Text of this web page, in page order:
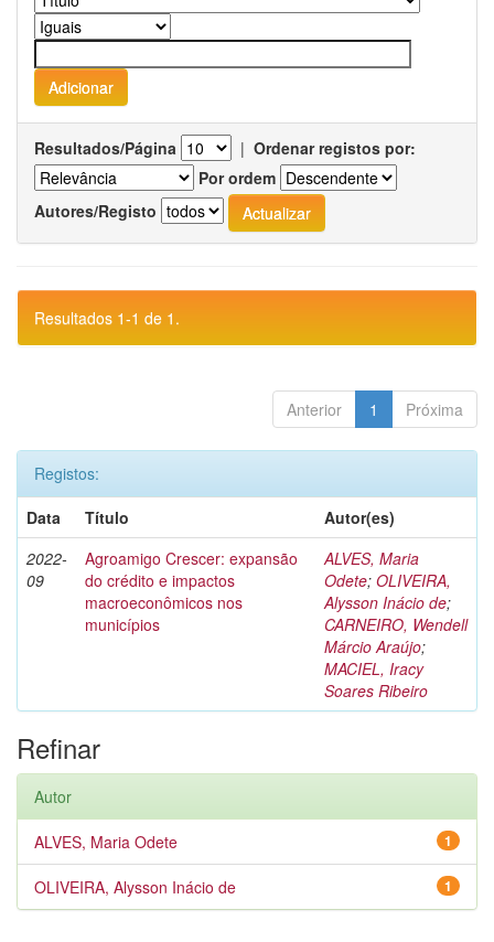
Resultados/Página | Ordenar registos por:
Por ordem
Autores/Registo
Resultados 1-1 de 1.
Anterior 1 Próxima
Registos:
Data
Título
Autor(es)
2022-
09
Agroamigo Crescer: expansão
do crédito e impactos
macroeconômicos nos
municípios
ALVES, Maria
Odete; OLIVEIRA,
Alysson Inácio de;
CARNEIRO, Wendell
Márcio Araújo;
MACIEL, Iracy
Soares Ribeiro
Refinar
Autor
1
ALVES, Maria Odete
1
OLIVEIRA, Alysson Inácio de